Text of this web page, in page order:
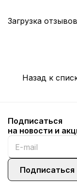
Загрузка
Назад к
Подписаться
на новости и
Подписаться